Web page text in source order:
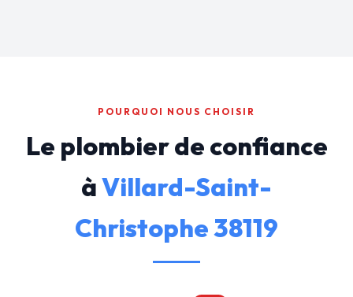
POURQUOI NOUS CHOISIR
Le plombier de confiance
àVillard-Saint-
Christophe 38119